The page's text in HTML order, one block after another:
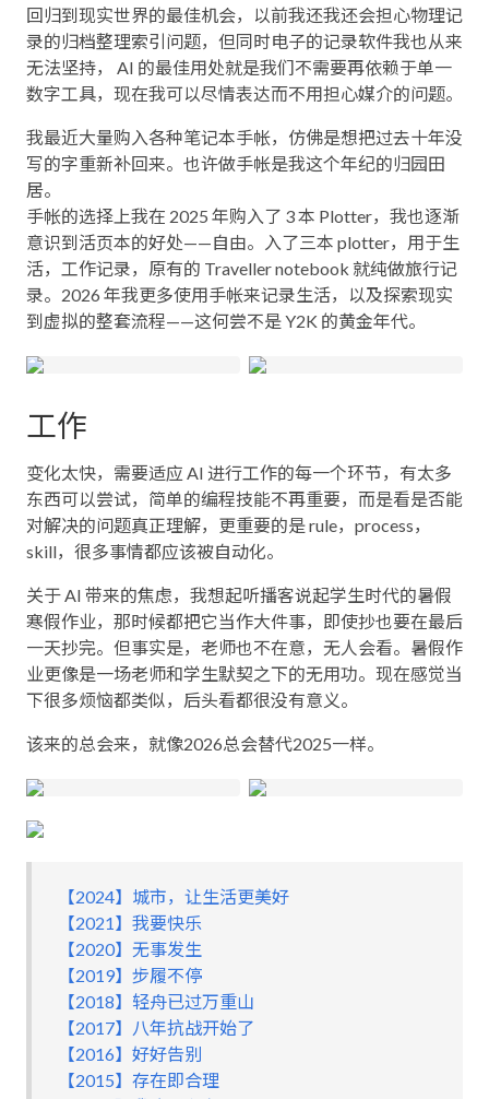
回归到现实世界的最佳机会，以前我还我还会担心物理记
录的归档整理索引问题，但同时电子的记录软件我也从来
无法坚持， AI 的最佳用处就是我们不需要再依赖于单一
数字工具，现在我可以尽情表达而不用担心媒介的问题。
我最近大量购入各种笔记本手帐，仿佛是想把过去十年没
写的字重新补回来。也许做手帐是我这个年纪的归园田
居。
手帐的选择上我在 2025 年购入了 3 本 Plotter，我也逐渐
意识到活页本的好处——自由。入了三本 plotter，用于生
活，工作记录，原有的 Traveller notebook 就纯做旅行记
录。2026 年我更多使用手帐来记录生活，以及探索现实
到虚拟的整套流程——这何尝不是 Y2K 的黄金年代。
工作
变化太快，需要适应 AI 进行工作的每一个环节，有太多
东西可以尝试，简单的编程技能不再重要，而是看是否能
对解决的问题真正理解，更重要的是 rule，process，
skill，很多事情都应该被自动化。
关于 AI 带来的焦虑，我想起听播客说起学生时代的暑假
寒假作业，那时候都把它当作大件事，即使抄也要在最后
一天抄完。但事实是，老师也不在意，无人会看。暑假作
业更像是一场老师和学生默契之下的无用功。现在感觉当
下很多烦恼都类似，后头看都很没有意义。
该来的总会来，就像2026总会替代2025一样。
【2024】城市，让生活更美好
【2021】我要快乐
【2020】无事发生
【2019】步履不停
【2018】轻舟已过万重山
【2017】八年抗战开始了
【2016】好好告别
【2015】存在即合理